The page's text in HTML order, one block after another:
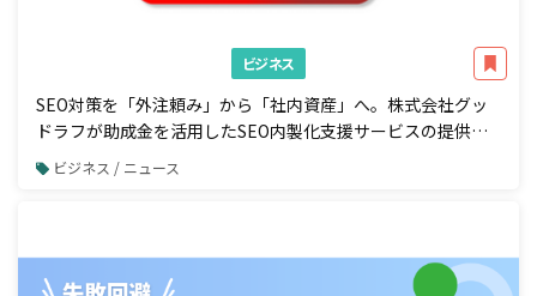
ビジネス
SEO対策を「外注頼み」から「社内資産」へ。株式会社グッ
ドラフが助成金を活用したSEO内製化支援サービスの提供を
開始ビジネス / ニュース